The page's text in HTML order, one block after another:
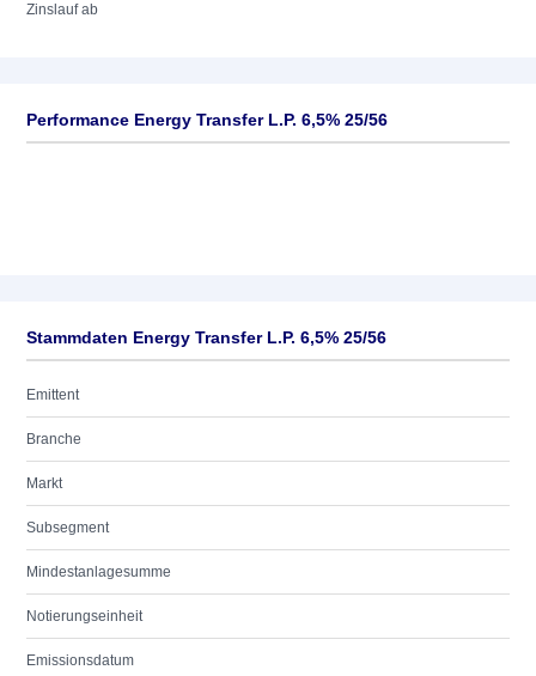
Zinslauf ab
Performance Energy Transfer L.P. 6,5% 25/56
Stammdaten Energy Transfer L.P. 6,5% 25/56
Emittent
Branche
Markt
Subsegment
Mindestanlagesumme
Notierungseinheit
Emissionsdatum